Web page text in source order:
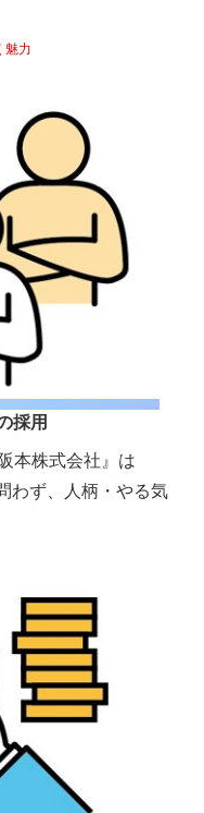
魅力
採用
本株式会社』は
わず、人柄・やる気